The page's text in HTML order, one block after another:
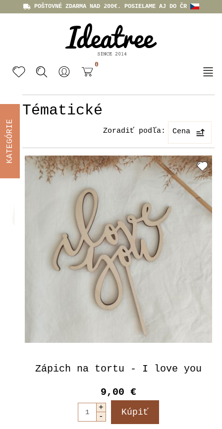
POŠTOVNÉ ZDARMA NAD 200€. POSIELAME AJ DO ČR
0
Tématické
Zoradiť podľa: Cena
Zápich na tortu - I love you
9,00 €
KATEGÓRIE